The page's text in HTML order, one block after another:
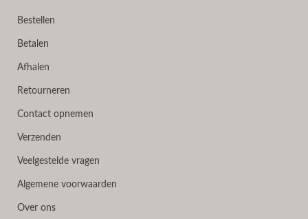
Bestellen
Betalen
Afhalen
Retourneren
Contact opnemen
Verzenden
Veelgestelde vragen
Algemene voorwaarden
Over ons